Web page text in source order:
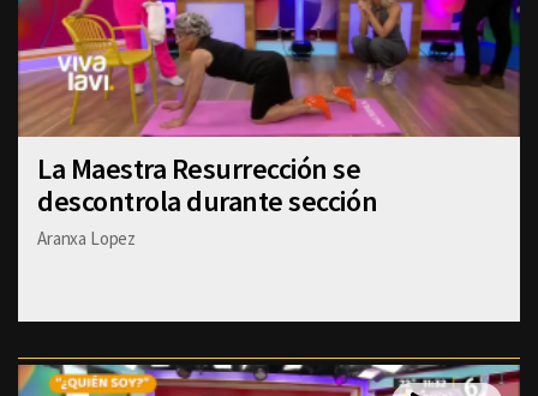
La Maestra Resurrección se
descontrola durante sección
Aranxa Lopez